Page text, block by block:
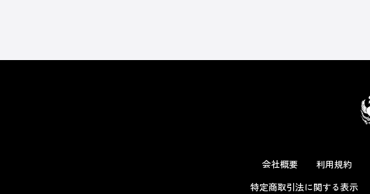
会社概要 利用規約
特定商取引法に関する表示